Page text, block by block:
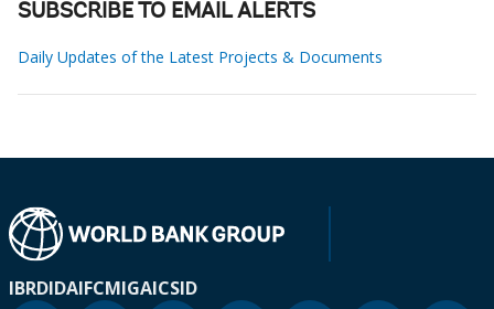
SUBSCRIBE TO EMAIL ALERTS
Daily Updates of the Latest Projects & Documents
IBRDIDAIFCMIGAICSID